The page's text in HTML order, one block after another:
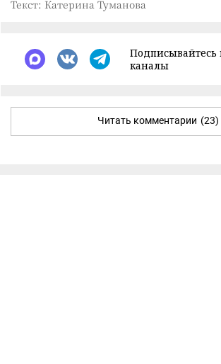
Текст: Катерина Туманова
каналы
Читать комментарии (23)